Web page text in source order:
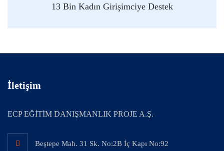
13 Bin Kadın Girişimciye Destek
İletişim
ECP EĞİTİM DANIŞMANLIK PROJE A.Ş.
Beştepe Mah. 31 Sk. No:2B İç Kapı No:92